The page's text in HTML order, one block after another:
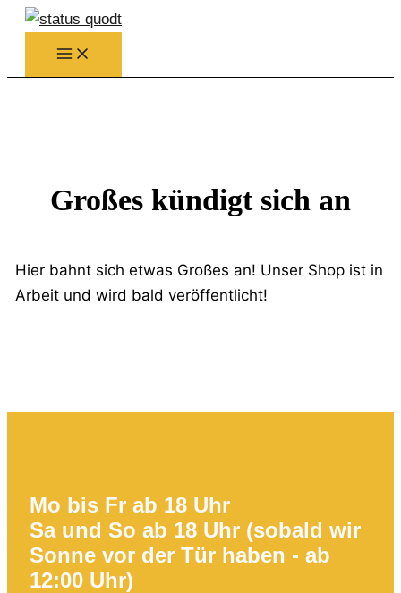
Zum
Inhalt
springen
Großes kündigt sich an
Hier bahnt sich etwas Großes an! Unser Shop ist in
Arbeit und wird bald veröffentlicht!
Mo bis Fr ab 18 Uhr
Sa und So ab 18 Uhr (sobald wir
Sonne vor der Tür haben - ab
12:00 Uhr)